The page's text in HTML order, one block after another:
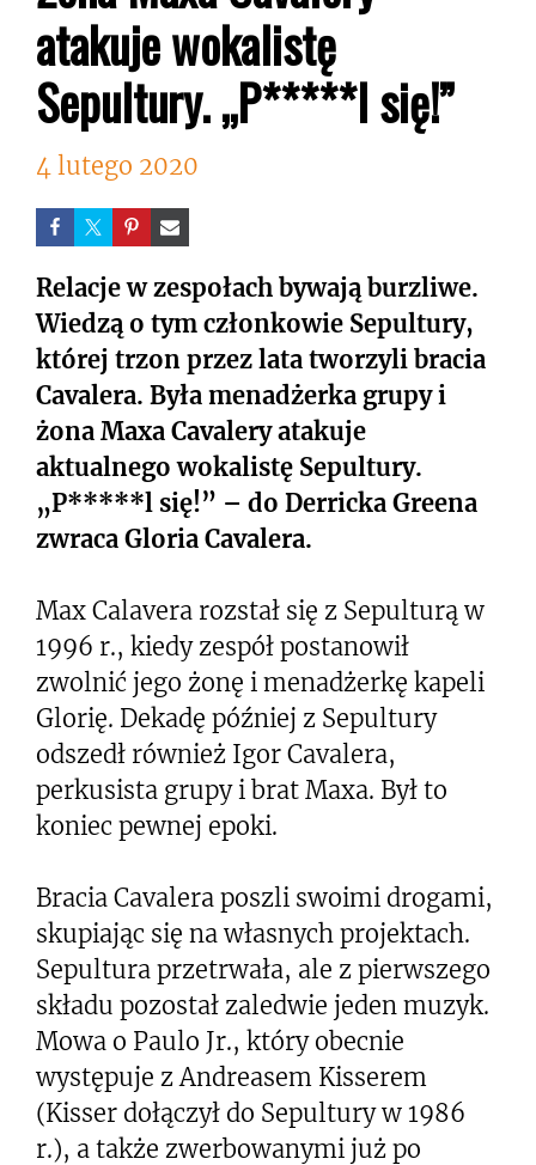
atakuje wokalistę
Sepultury. „P*****l się!”
4 lutego 2020
Relacje w zespołach bywają burzliwe.
Wiedzą o tym członkowie Sepultury,
której trzon przez lata tworzyli bracia
Cavalera. Była menadżerka grupy i
żona Maxa Cavalery atakuje
aktualnego wokalistę Sepultury.
„P*****l się!” – do Derricka Greena
zwraca Gloria Cavalera.
Max Calavera rozstał się z Sepulturą w
1996 r., kiedy zespół postanowił
zwolnić jego żonę i menadżerkę kapeli
Glorię. Dekadę później z Sepultury
odszedł również Igor Cavalera,
perkusista grupy i brat Maxa. Był to
koniec pewnej epoki.
Bracia Cavalera poszli swoimi drogami,
skupiając się na własnych projektach.
Sepultura przetrwała, ale z pierwszego
składu pozostał zaledwie jeden muzyk.
Mowa o Paulo Jr., który obecnie
występuje z Andreasem Kisserem
(Kisser dołączył do Sepultury w 1986
r.), a także zwerbowanymi już po